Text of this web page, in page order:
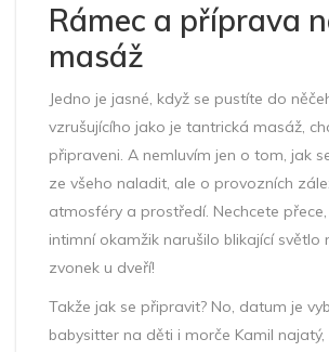
Rámec a příprava
masáž
Jedno je jasné, když se pustíte do
vzrušujícího jako je tantrická masáž,
připraveni. A nemluvím jen o tom, jak
ze všeho naladit, ale o provozních
atmosféry a prostředí. Nechcete přece,
intimní okamžik narušilo blikající světlo
zvonek u dveří!
Takže jak se připravit? No, datum je
babysitter na děti i morče Kamil